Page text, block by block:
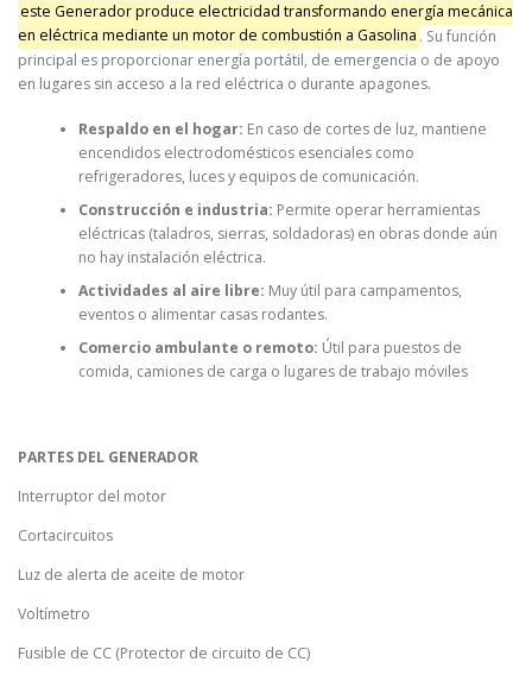
este Generadorproduce electricidad transformando energía mecánica
en eléctrica mediante un motor de combustión a Gasolina . Su función
principal es proporcionar energía portátil, de emergencia o de apoyo
en lugares sin acceso a la red eléctrica o durante apagones.
Respaldo en el hogar: En caso de cortes de luz, mantiene
encendidos electrodomésticos esenciales como
refrigeradores, luces y equipos de comunicación.
Construcción e industria: Permite operar herramientas
eléctricas (taladros, sierras, soldadoras) en obras donde aún
no hay instalación eléctrica.
Actividades al aire libre: Muy útil para campamentos,
eventos o alimentar casas rodantes.
Comercio ambulante o remoto: Útil para puestos de
comida, camiones de carga o lugares de trabajo móviles
PARTES DEL GENERADOR
Interruptor del motor
Cortacircuitos
Luz de alerta de aceite de motor
Voltímetro
Fusible de CC (Protector de circuito de CC)